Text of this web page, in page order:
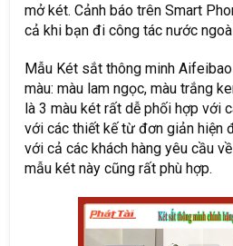
mở két. Cảnh báo trên Smart
cả khi bạn đi công tác nước
Mẫu Két sắt thông minh
màu: màu lam ngọc, màu trắng
là 3 màu két rất dễ phối hợp với
với các thiết kế từ đơn giản hiện
với cả các khách hàng yêu cầu
mẫu két này cũng rất phù hợp.